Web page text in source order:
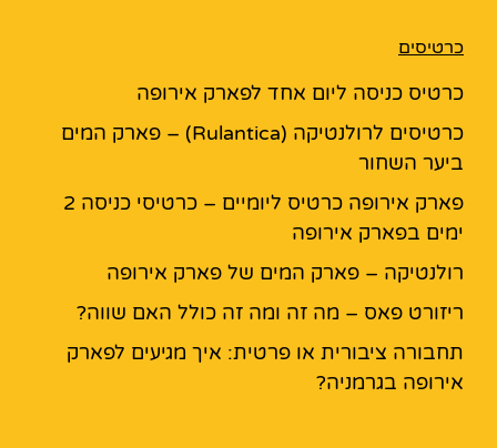
כרטיסים
כרטיס כניסה ליום אחד לפארק אירופה
כרטיסים לרולנטיקה (Rulantica) – פארק המים
ביער השחור
פארק אירופה כרטיס ליומיים – כרטיסי כניסה 2
ימים בפארק אירופה
רולנטיקה – פארק המים של פארק אירופה
ריזורט פאס – מה זה ומה זה כולל האם שווה?
תחבורה ציבורית או פרטית: איך מגיעים לפארק
אירופה בגרמניה?